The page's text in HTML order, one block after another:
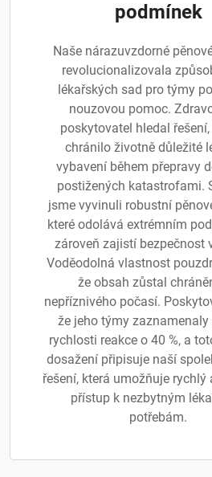
podmínek
Naše nárazuvzdorné
revolucionalizovala
lékařských sad pro týmy
nouzovou pomoc.
poskytovatel hledal
chránilo životně důležité
vybavení během přepravy
postižených katastrofami.
jsme vyvinuli robustní
které odolává extrémním
zároveň zajistí bezpečnost
Voděodolná vlastnost
že obsah zůstal
nepříznivého počasí.
že jeho týmy zaznamenaly
rychlosti reakce o 40 %, a
dosažení připisuje naší
řešení, která umožňuje rychlý
přístup k nezbytným
potřebám.